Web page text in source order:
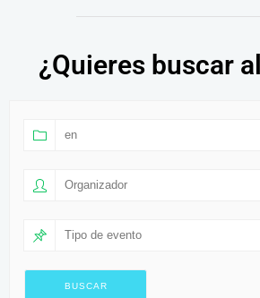
¿Quieres buscar
en
Organizador
Tipo de evento